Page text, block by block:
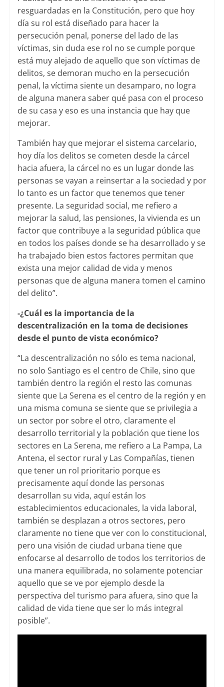
resguardadas en la Constitución, pero que hoy
día su rol está diseñado para hacer la
persecución penal, ponerse del lado de las
víctimas, sin duda ese rol no se cumple porque
está muy alejado de aquello que son víctimas de
delitos, se demoran mucho en la persecución
penal, la víctima siente un desamparo, no logra
de alguna manera saber qué pasa con el proceso
de su casa y eso es una instancia que hay que
mejorar.
También hay que mejorar el sistema carcelario,
hoy día los delitos se cometen desde la cárcel
hacia afuera, la cárcel no es un lugar donde las
personas se vayan a reinsertar a la sociedad y por
lo tanto es un factor que tenemos que tener
presente. La seguridad social, me refiero a
mejorar la salud, las pensiones, la vivienda es un
factor que contribuye a la seguridad pública que
en todos los países donde se ha desarrollado y se
ha trabajado bien estos factores permitan que
exista una mejor calidad de vida y menos
personas que de alguna manera tomen el camino
del delito”.
-¿Cuál es la importancia de la
descentralización en la toma de decisiones
desde el punto de vista económico?
“La descentralización no sólo es tema nacional,
no solo Santiago es el centro de Chile, sino que
también dentro la región el resto las comunas
siente que La Serena es el centro de la región y en
una misma comuna se siente que se privilegia a
un sector por sobre el otro, claramente el
desarrollo territorial y la población que tiene los
sectores en La Serena, me refiero a La Pampa, La
Antena, el sector rural y Las Compañías, tienen
que tener un rol prioritario porque es
precisamente aquí donde las personas
desarrollan su vida, aquí están los
establecimientos educacionales, la vida laboral,
también se desplazan a otros sectores, pero
claramente no tiene que ver con lo constitucional,
pero una visión de ciudad urbana tiene que
enfocarse al desarrollo de todos los territorios de
una manera equilibrada, no solamente potenciar
aquello que se ve por ejemplo desde la
perspectiva del turismo para afuera, sino que la
calidad de vida tiene que ser lo más integral
posible”.